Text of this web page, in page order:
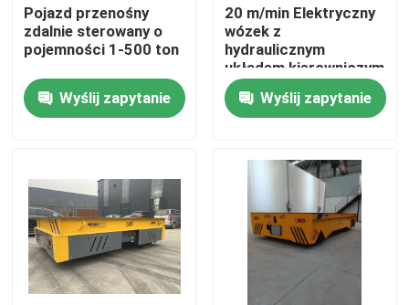
Wycieczka po fabryce
Skontaktuj się z nami
Poprosić o wycenę
Elektryczny wózek transferowy
Wózek transportowy AGV
Pojazd przenośny
zdalnie sterowany o
pojemności 1-500 ton
Wyślij zapytanie
20 m/min Elektryczny
wózek z
hydraulicznym
układem kierowniczym
Wyślij zapytanie